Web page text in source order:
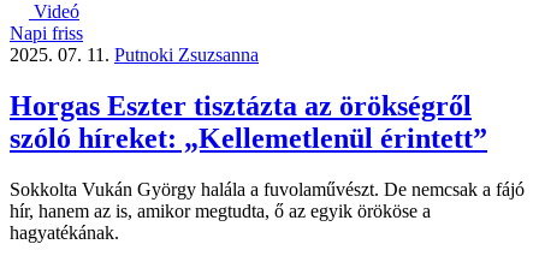
Videó
Napi friss
2025. 07. 11. Putnoki Zsuzsanna
Horgas Eszter tisztázta az örökségről
szóló híreket: „Kellemetlenül érintett”
Sokkolta Vukán György halála a fuvolaművészt. De nemcsak a fájó
hír, hanem az is, amikor megtudta, ő az egyik örököse a
hagyatékának.